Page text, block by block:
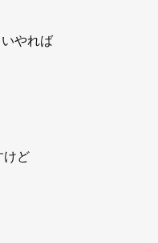
やれば
けど